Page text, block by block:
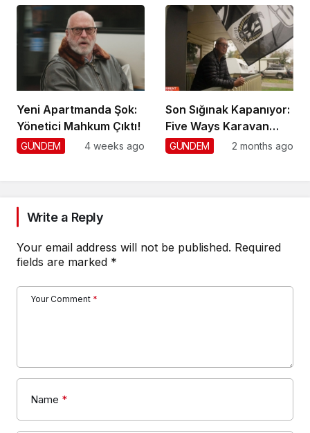
Yeni Apartmanda Şok:
Yönetici Mahkum Çıktı!
GÜNDEM 4 weeks ago
Son Sığınak Kapanıyor:
Five Ways Karavan
Park
GÜNDEM 2 months ago
Write a Reply
Your email address will not be published. Required
fields are marked *
Your Comment *
Name *